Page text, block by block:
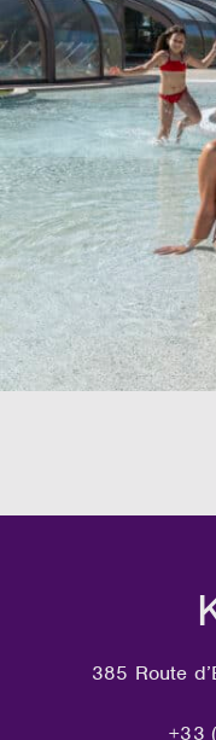
385 Route
+33